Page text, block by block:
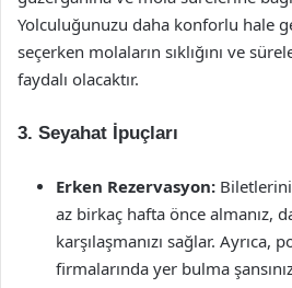
Yolculuğunuzu daha konforlu hale
seçerken molaların sıklığını ve
faydalı olacaktır.
3. Seyahat İpuçları
Erken Rezervasyon:
az birkaç hafta önce almanız,
karşılaşmanızı sağlar. Ayrıca,
firmalarında yer bulma